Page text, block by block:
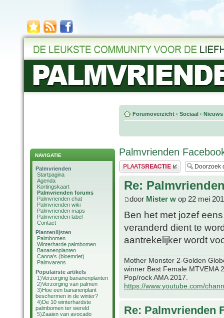
NAVIGATIE
Palmvrienden
Startpagina
Agenda
Kortingskaart
Palmvrienden forums
Palmvrienden chat
Palmvrienden wiki
Palmvrienden maps
Palmvrienden label
Contact
Plantenlijsten
Palmbomen
Winterharde palmbomen
Bananenplanten
Canna's (bloemriet)
Palmvarens
Populairste artikels
1)Verzorging bananenplanten
2)Verzorging van palmen
3)Hoe een bananenplant
beschermen in de winter?
4)De 10 winterhardste
palmbomen ter wereld
5)Zaaien van avocado
Forumoverzicht ‹ Sociaal ‹
Palmvrienden
Plaats een reactie
Re:
door Mister w op 22 mei
Ben het met jozef
veranderd dient te
aantrekelijker wordt
Mother Monster 2-Golden
winner Best Female MTVEMA
Pop/rock AMA 2017.
https://www.youtube.com/
Re: Palmvrienden